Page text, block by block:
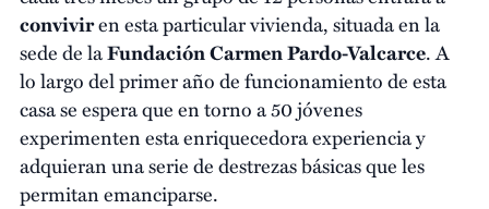
conviviren esta particular vivienda, situada en la
sede de laFundación Carmen Pardo-Valcarce. A
lo largo del primer año de funcionamiento de esta
casa se espera que en torno a 50 jóvenes
experimenten esta enriquecedora experiencia y
adquieran una serie de destrezas básicas que les
permitan emanciparse.